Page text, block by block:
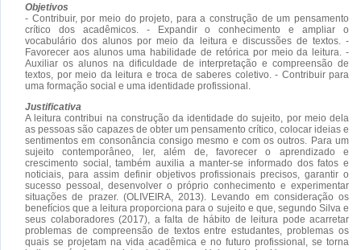
Objetivos
- Contribuir, por meio do projeto, para a construção de um pensamento
crítico dos acadêmicos. - Expandir o conhecimento e ampliar o
vocabulário dos alunos por meio da leitura e discussões de textos. -
Favorecer aos alunos uma habilidade de retórica por meio da leitura. -
Auxiliar os alunos na dificuldade de interpretação e compreensão de
textos, por meio da leitura e troca de saberes coletivo. - Contribuir para
uma formação social e uma identidade profissional.
Justificativa
A leitura contribui na construção da identidade do sujeito, por meio dela
as pessoas são capazes de obter um pensamento crítico, colocar ideias e
sentimentos em consonância consigo mesmo e com os outros. Para um
sujeito contemporâneo, ler, além de, favorecer o aprendizado e
crescimento social, também auxilia a manter-se informado dos fatos e
noticiais, para assim definir objetivos profissionais precisos, garantir o
sucesso pessoal, desenvolver o próprio conhecimento e experimentar
situações de prazer. (OLIVEIRA, 2013). Levando em consideração os
benefícios que a leitura proporciona para o sujeito e que, segundo Silva e
seus colaboradores (2017), a falta de hábito de leitura pode acarretar
problemas de compreensão de textos entre estudantes, problemas os
quais se projetam na vida acadêmica e no futuro profissional, se torna